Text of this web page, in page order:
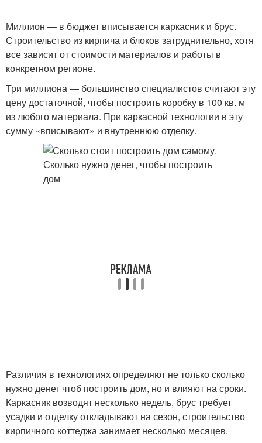
Миллион — в бюджет вписывается каркасник и брус.
Строительство из кирпича и блоков затруднительно, хотя
все зависит от стоимости материалов и работы в
конкретном регионе.
Три миллиона — большинство специалистов считают эту
цену достаточной, чтобы построить коробку в 100 кв. м
из любого материала. При каркасной технологии в эту
сумму «вписывают» и внутреннюю отделку.
Различия в технологиях определяют не только сколько
нужно денег чтоб построить дом, но и влияют на сроки.
Каркасник возводят несколько недель, брус требует
усадки и отделку откладывают на сезон, строительство
кирпичного коттеджа занимает несколько месяцев.